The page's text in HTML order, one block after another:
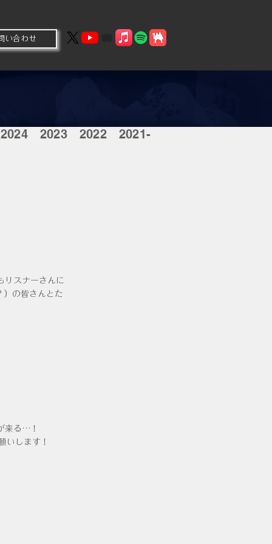
い合わせ
2024 2023 2022 2021-
リスナーさんに
）の皆さんとた
来る…！
いします！